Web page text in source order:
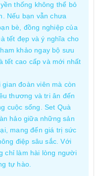
thống không thể bỏ
Nếu bạn vẫn chưa
bè, đồng nghiệp của
tết đẹp và ý nghĩa cho
khảo ngay bộ sưu
tết cao cấp và mới nhất
đoàn viên mà còn
thương và tri ân đến
cuộc sống. Set Quà
hảo giữa những sản
mang đến giá trị sức
điệp sâu sắc. Với
chỉ làm hài lòng người
tự hào.